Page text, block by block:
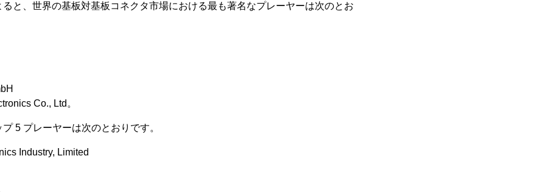
と、世界の基板対基板コネクタ市場における最も著名なプレーヤーは次のとお
Co., Ltd。
5 プレーヤーは次のとおりです。
Industry, Limited